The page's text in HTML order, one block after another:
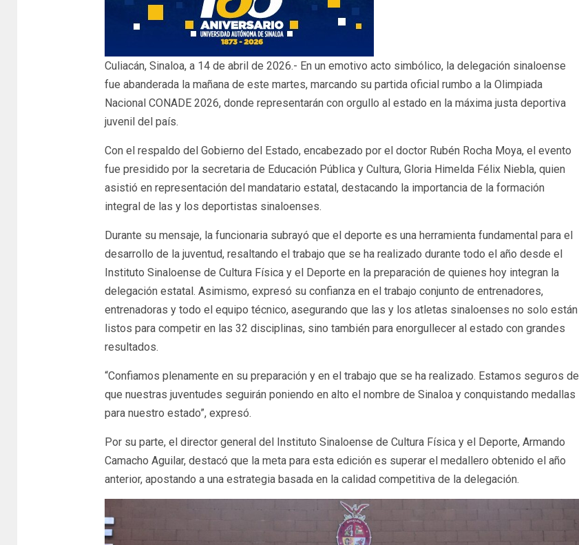
Culiacán, Sinaloa, a 14 de abril de 2026.- En un emotivo acto simbólico, la delegación sinaloense
fue abanderada la mañana de este martes, marcando su partida oficial rumbo a la Olimpiada
Nacional CONADE 2026, donde representarán con orgullo al estado en la máxima justa deportiva
juvenil del país.
Con el respaldo del Gobierno del Estado, encabezado por el doctor Rubén Rocha Moya, el evento
fue presidido por la secretaria de Educación Pública y Cultura, Gloria Himelda Félix Niebla, quien
asistió en representación del mandatario estatal, destacando la importancia de la formación
integral de las y los deportistas sinaloenses.
Durante su mensaje, la funcionaria subrayó que el deporte es una herramienta fundamental para el
desarrollo de la juventud, resaltando el trabajo que se ha realizado durante todo el año desde el
Instituto Sinaloense de Cultura Física y el Deporte en la preparación de quienes hoy integran la
delegación estatal. Asimismo, expresó su confianza en el trabajo conjunto de entrenadores,
entrenadoras y todo el equipo técnico, asegurando que las y los atletas sinaloenses no solo están
listos para competir en las 32 disciplinas, sino también para enorgullecer al estado con grandes
resultados.
“Confiamos plenamente en su preparación y en el trabajo que se ha realizado. Estamos seguros de
que nuestras juventudes seguirán poniendo en alto el nombre de Sinaloa y conquistando medallas
para nuestro estado”, expresó.
Por su parte, el director general del Instituto Sinaloense de Cultura Física y el Deporte, Armando
Camacho Aguilar, destacó que la meta para esta edición es superar el medallero obtenido el año
anterior, apostando a una estrategia basada en la calidad competitiva de la delegación.